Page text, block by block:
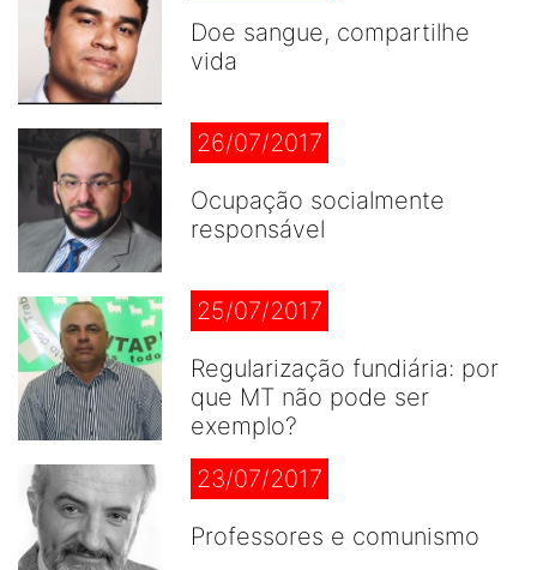
Doe sangue, compartilhe
vida
26/07/2017
Ocupação socialmente
responsável
25/07/2017
Regularização fundiária: por
que MT não pode ser
exemplo?
23/07/2017
Professores e comunismo